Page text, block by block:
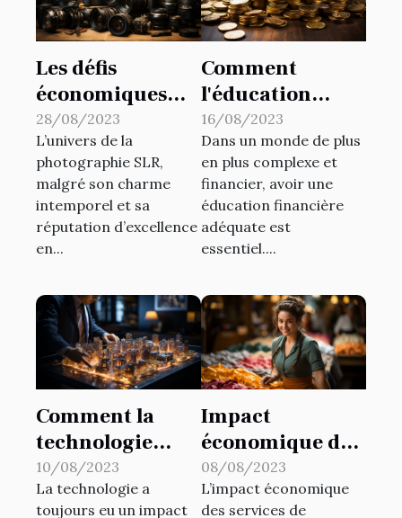
Les défis
économiques
auxquels le
marché de la
photographie
SLR fait face
28/08/2023
L’univers de la
photographie SLR,
malgré son charme
intemporel et sa
réputation d’excellence
en...
Comment
l'éducation
financière peut
aider à éviter
l'endettement
16/08/2023
Dans un monde de plus
en plus complexe et
financier, avoir une
éducation financière
adéquate est
essentiel....
Comment la
technologie
change le
secteur
10/08/2023
La technologie a
toujours eu un impact
Impact
économique des
services de
secrétariat sur
08/08/2023
L’impact économique
des services de